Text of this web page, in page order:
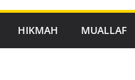
HIKMAH MUALLAF